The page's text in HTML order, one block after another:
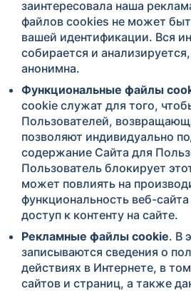
заинтересовала наша
файлов cookies не может
вашей идентификации. Вся
собирается и
анонимна.
Функциональные файлы
cookie служат для того,
Пользователей,
позволяют индивидуально
содержание Сайта для
Пользователь блокирует
может повлиять на
функциональность веб-
доступ к контенту на сайте.
Рекламные файлы cookie. В
записываются сведения о
действиях в Интернете, в
сайтов и страниц, а также